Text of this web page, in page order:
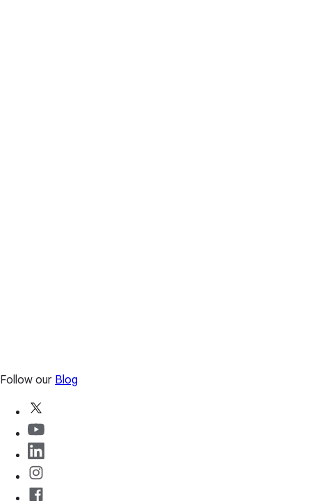
Follow our Blog